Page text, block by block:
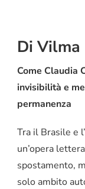
Di Vilma
Come Claudia
invisibilità e
permanenza
Tra il Brasile e
un’opera
spostamento,
solo ambito